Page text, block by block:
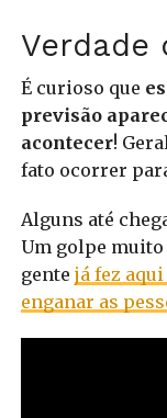
Verdade
É curioso que
previsão
acontecer!
fato ocorrer
Alguns até
Um golpe muito
gente já fez
enganar as